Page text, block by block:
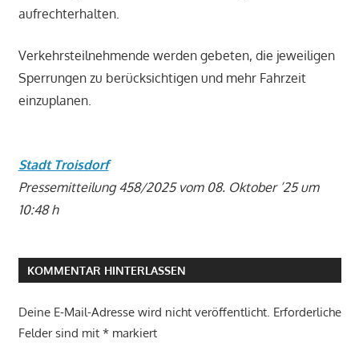
aufrechterhalten.
Verkehrsteilnehmende werden gebeten, die jeweiligen
Sperrungen zu berücksichtigen und mehr Fahrzeit
einzuplanen.
Stadt Troisdorf
Pressemitteilung 458/2025 vom 08. Oktober ’25 um
10:48 h
KOMMENTAR HINTERLASSEN
Deine E-Mail-Adresse wird nicht veröffentlicht. Erforderliche
Felder sind mit *markiert